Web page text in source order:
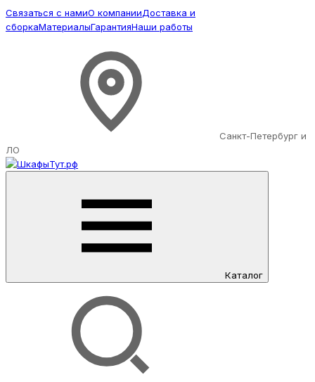
Связаться с намиО компанииДоставка и
сборкаМатериалыГарантияНаши работы
Санкт-Петербург и
ЛО
Каталог